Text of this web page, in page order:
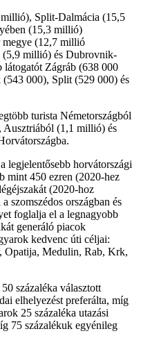
Split-Dalmácia (15,5
(15,3 millió)
megye (12,7 millió
(5,9 millió) és Dubrovnik-
Zágráb (638 000
000), Split (529 000) és
turista Németországból
(1,1 millió) és
legjelentősebb horvátországi
mint 450 ezren (2020-hez
(2020-hoz
szomszédos országban és
foglalja el a legnagyobb
generáló piacok
kedvenc úti céljai:
Opatija, Medulin, Rab, Krk,
százaléka választott
elhelyezést preferálta, míg
25 százaléka utazási
75 százalékuk egyénileg